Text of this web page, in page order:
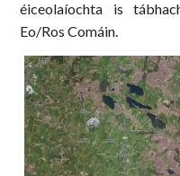
éiceolaíochta is
Eo/Ros Comáin.